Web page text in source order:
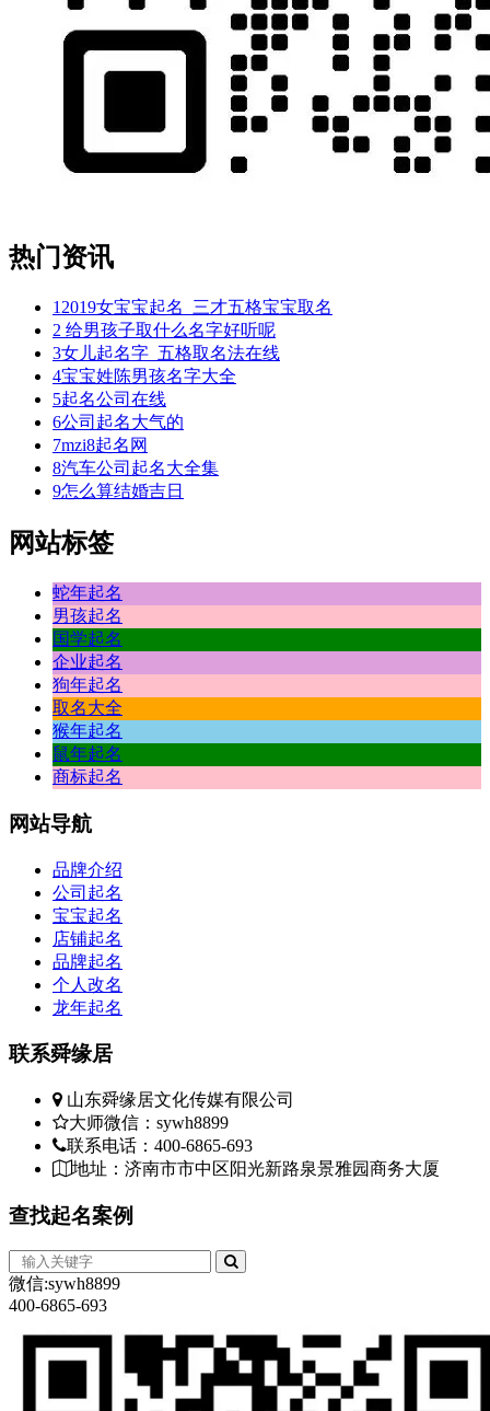
热门资讯
1 2019女宝宝起名_三才五格宝宝取名
2 给男孩子取什么名字好听呢
3女儿起名字_五格取名法在线
4宝宝姓陈男孩名字大全
5起名公司在线
6公司起名大气的
7mzi8起名网
8汽车公司起名大全集
9怎么算结婚吉日
网站标签
蛇年起名
男孩起名
国学起名
企业起名
狗年起名
取名大全
猴年起名
鼠年起名
商标起名
网站导航
品牌介绍
公司起名
宝宝起名
店铺起名
品牌起名
个人改名
龙年起名
联系舜缘居
山东舜缘居文化传媒有限公司
大师微信：sywh8899
联系电话：400-6865-693
地址：济南市市中区阳光新路泉景雅园商务大厦
查找起名案例
微信:sywh8899
400-6865-693